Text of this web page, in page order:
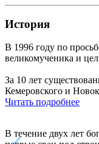
История
В 1996 году по
великомученика и
За 10 лет
Кемеровского и
Читать подробнее
В течение двух лет